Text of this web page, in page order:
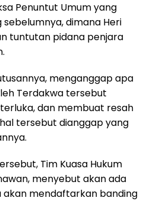
Penuntut Umum yang
dimana Heri
tuntutan pidana penjara
menganggap apa
Terdakwa tersebut
dan membuat resah
tersebut dianggap yang
Tim Kuasa Hukum
menyebut akan ada
akan mendaftarkan banding